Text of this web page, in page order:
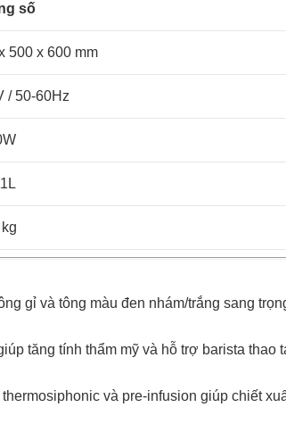
số
500 x 600 mm
/ 50-60Hz
gỉ và tông màu đen nhám/trắng sang
tăng tính thẩm mỹ và hỗ trợ barista thao
và pre-infusion giúp chiết